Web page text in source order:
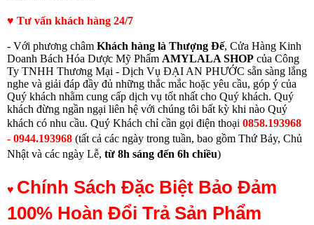
♥ Tư vấn khách hàng 24/7
- Với phương châm Khách hàng là Thượng Đế, Cửa Hàng Kinh
Doanh Bách Hóa Dược Mỹ Phẩm AMYLALA SHOP của Công
Ty TNHH Thương Mại - Dịch Vụ ĐẠI AN PHƯỚC sẵn sàng lắng
nghe và giải đáp đầy đủ những thắc mắc hoặc yêu cầu, góp ý của
Quý khách nhằm cung cấp dịch vụ tốt nhất cho Quý khách. Quý
khách đừng ngần ngại liên hệ với chúng tôi bất kỳ khi nào Quý
khách có nhu cầu. Quý Khách chỉ cần gọi điện thoại 0858.193968
- 0944.193968 (tất cả các ngày trong tuần, bao gồm Thứ Bảy, Chủ
Nhật và các ngày Lễ, từ 8h sáng đến 6h chiều)
♥ Chính Sách Đặc Biệt Bảo Đảm
100% Hoàn Đổi Trả Sản Phẩm